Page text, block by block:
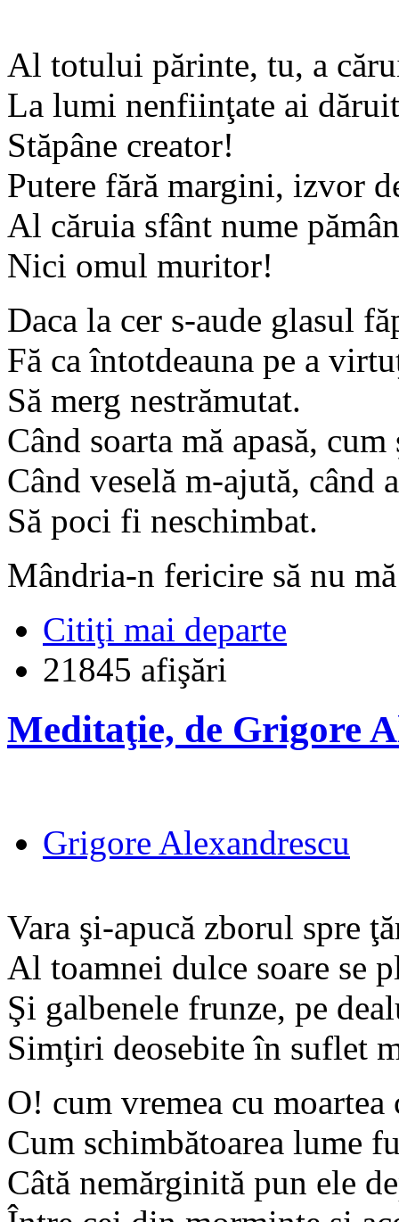
Al totului părinte, tu, a
La lumi nenfiinţate ai
Stăpâne creator!
Putere fără margini, izvor
Al căruia sfânt nume
Nici omul muritor!
Daca la cer s-aude glasul
Fă ca întotdeauna pe a
Să merg nestrămutat.
Când soarta mă apasă,
Când veselă m-ajută, când
Să poci fi neschimbat.
Mândria-n fericire să nu mă
Citiţi mai departe
21845 afişări
Meditaţie, de Grigore
Grigore Alexandrescu
Vara şi-apucă zborul spre
Al toamnei dulce soare se
Şi galbenele frunze, pe
Simţiri deosebite în suflet
O! cum vremea cu moartea
Cum schimbătoarea lume
Câtă nemărginită pun ele